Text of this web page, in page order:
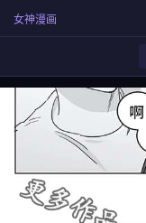
女神漫画